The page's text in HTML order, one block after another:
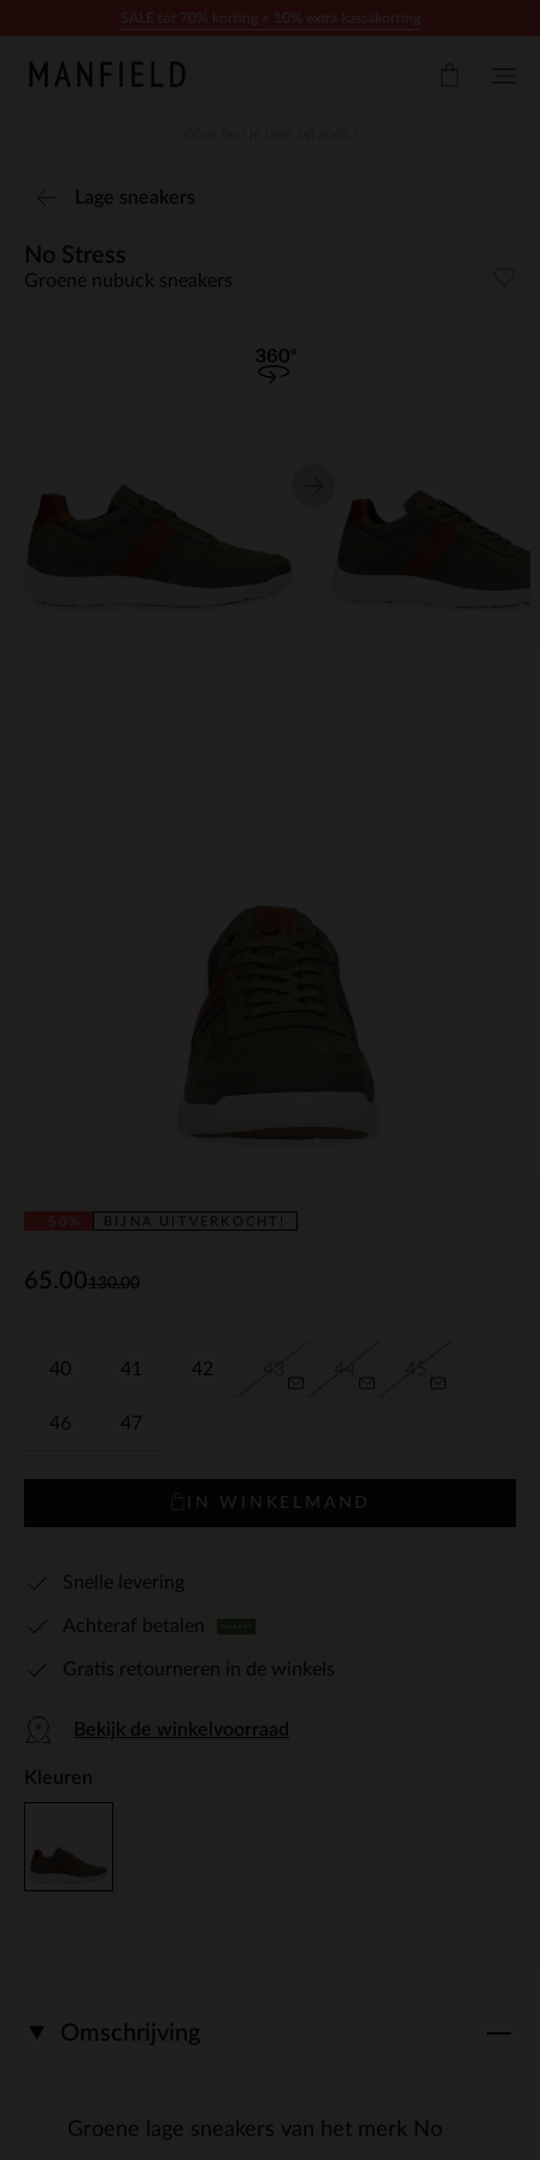
Lage sneakers
BIJNA UITVERKOCHT!
No Stress
Groene nubuck sneakers
130.00
65.00
40 41 42
46 47
IN WINKELMAND
Snelle levering
Achteraf betalen
Gratis retourneren in de winkels
Bekijk de winkelvoorraad
Kleuren
Omschrijving
Groene lage sneakers van het merk No